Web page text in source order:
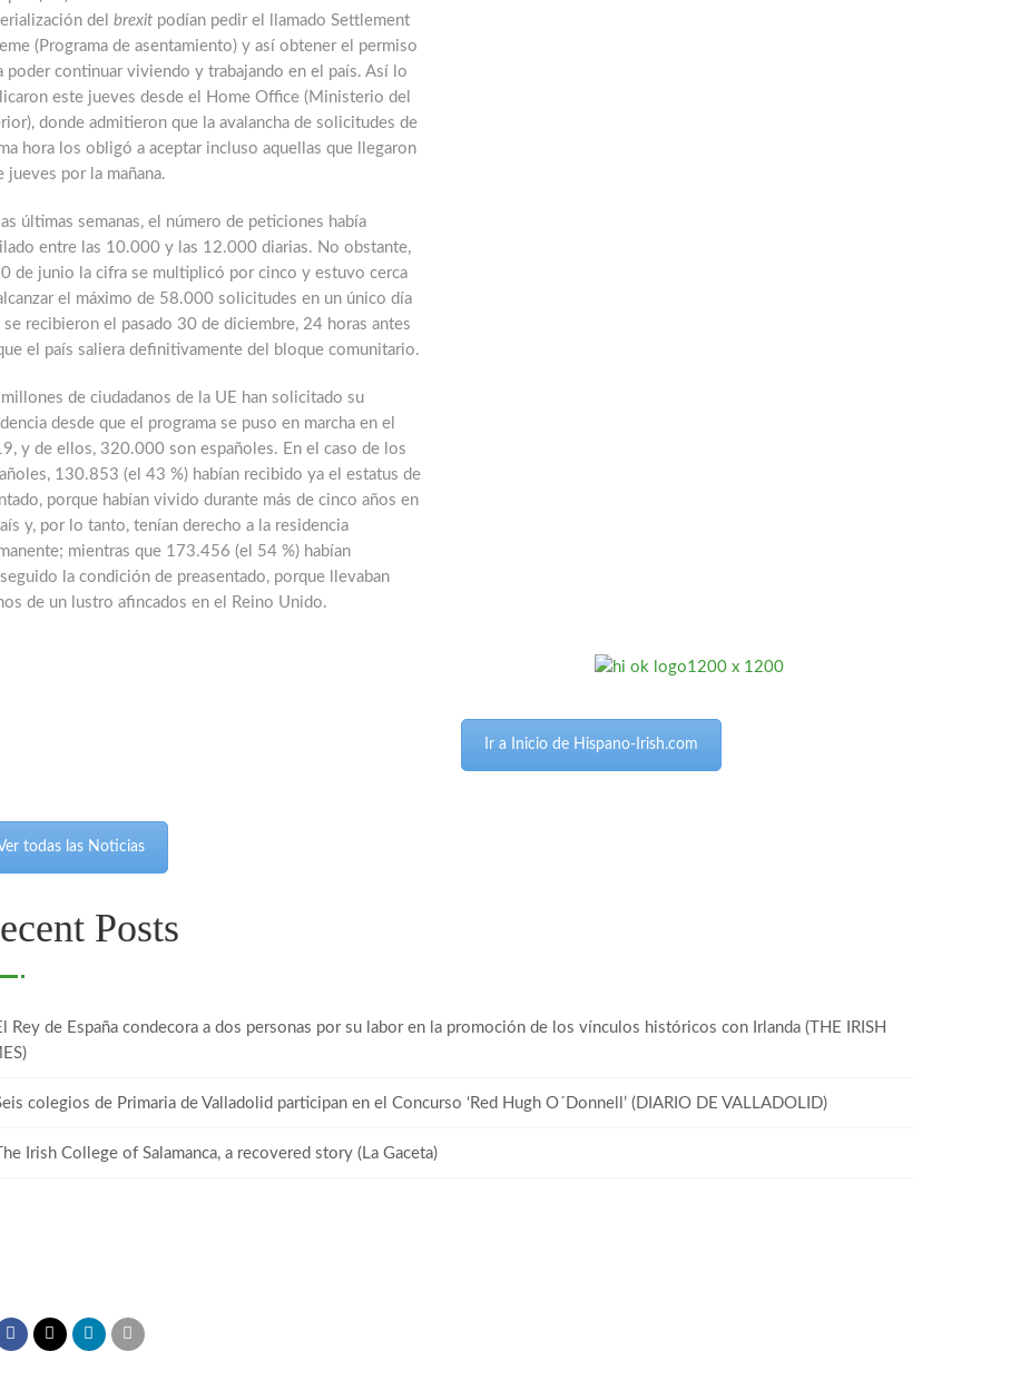
del brexitpodían pedir el llamado Settlement
(Programa de asentamiento) y así obtener el permiso
poder continuar viviendo y trabajando en el país. Así lo
este jueves desde el Home Office (Ministerio del
donde admitieron que la avalancha de solicitudes de
hora los obligó a aceptar incluso aquellas que llegaron
jueves por la mañana.
últimas semanas, el número de peticiones había
entre las 10.000 y las 12.000 diarias. No obstante,
de junio la cifra se multiplicó por cinco y estuvo cerca
el máximo de 58.000 solicitudes en un único día
se recibieron el pasado 30 de diciembre, 24 horas antes
el país saliera definitivamente del bloque comunitario.
de ciudadanos de la UE han solicitado su
desde que el programa se puso en marcha en el
y de ellos, 320.000 son españoles. En el caso de los
130.853 (el 43 %) habían recibido ya el estatus de
porque habían vivido durante más de cinco años en
y, por lo tanto, tenían derecho a la residencia
mientras que 173.456 (el 54 %) habían
la condición de preasentado, porque llevaban
de un lustro afincados en el Reino Unido.
todas las Noticias
Ir a Inicio de Hispano-Irish.com
Posts
Rey de España condecora a dos personas por su labor en la promoción de los vínculos históricos con Irlanda (THE IRISH
colegios de Primaria de Valladolid participan en el Concurso ‘Red Hugh O´Donnell’ (DIARIO DE VALLADOLID)
Irish College of Salamanca, a recovered story (La Gaceta)